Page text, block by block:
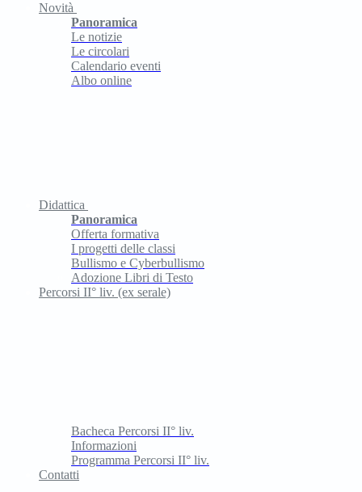
Novità
Panoramica
Le notizie
Le circolari
Calendario eventi
Albo online
Didattica
Panoramica
Offerta formativa
I progetti delle classi
Bullismo e Cyberbullismo
Adozione Libri di Testo
Percorsi II° liv. (ex serale)
Bacheca Percorsi II° liv.
Informazioni
Programma Percorsi II° liv.
Contatti